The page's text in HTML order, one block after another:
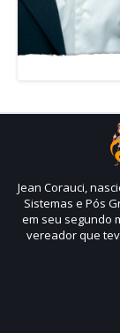
Jean Corauci,
Sistemas e Pós
em seu segundo
vereador que